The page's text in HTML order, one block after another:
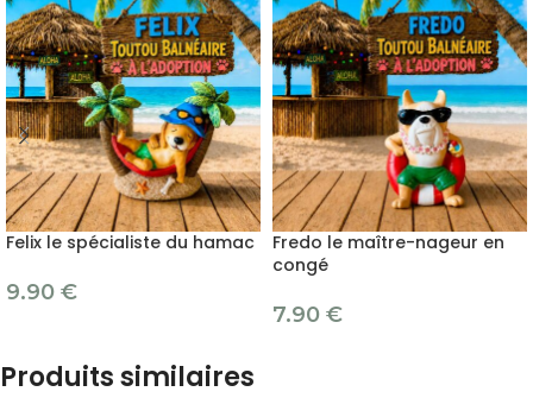
Felix le spécialiste du hamac
9.90 €
Fredo le maître-nageur en
congé
7.90 €
Produits similaires